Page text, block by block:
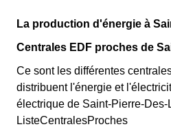
La production d'énergie à
Centrales EDF proches de
Ce sont les différentes
distribuent l'énergie et
électrique de Saint-Pierre-Des-
ListeCentralesProches